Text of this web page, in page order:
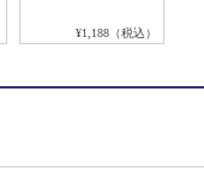
¥1,188（税込）